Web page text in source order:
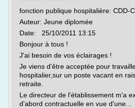
fonction publique hospitalière: CDD-
Auteur: Jeune diplomée
Date: 25/10/2011 13:15
Bonjour à tous !
J'ai besoin de vos éclairages !
Je viens d'être acceptée pour
hospitalier,sur un poste vacant en
retraite.
Le directeur de l'établissement m'a
d'abord contractuelle en vue d'une...